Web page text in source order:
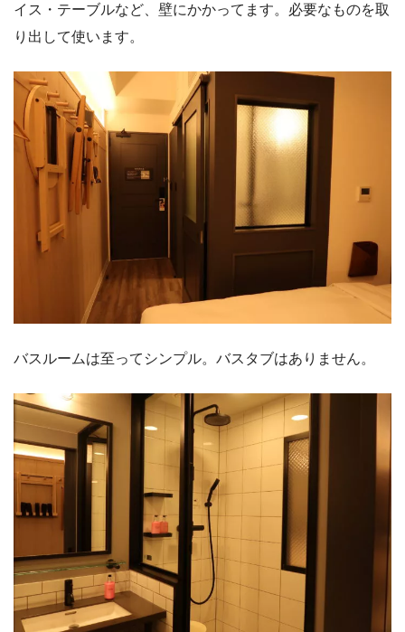
イス・テーブルなど、壁にかかってます。必要なものを取
り出して使います。
バスルームは至ってシンプル。バスタブはありません。